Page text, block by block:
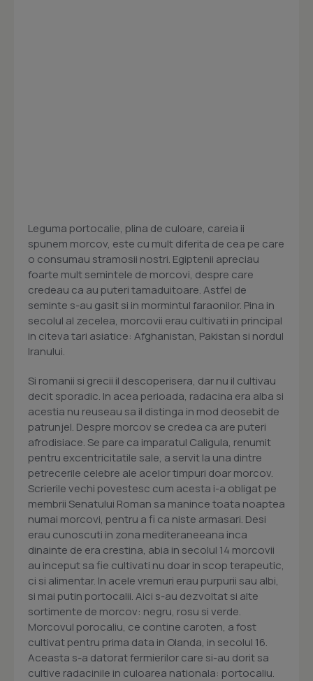
Leguma portocalie, plina de culoare, careia ii
spunem morcov, este cu mult diferita de cea pe care
o consumau stramosii nostri. Egiptenii apreciau
foarte mult semintele de morcovi, despre care
credeau ca au puteri tamaduitoare. Astfel de
seminte s-au gasit si in mormintul faraonilor. Pina in
secolul al zecelea, morcovii erau cultivati in principal
in citeva tari asiatice: Afghanistan, Pakistan si nordul
Iranului.
Si romanii si grecii il descoperisera, dar nu il cultivau
decit sporadic. In acea perioada, radacina era alba si
acestia nu reuseau sa il distinga in mod deosebit de
patrunjel. Despre morcov se credea ca are puteri
afrodisiace. Se pare ca imparatul Caligula, renumit
pentru excentricitatile sale, a servit la una dintre
petrecerile celebre ale acelor timpuri doar morcov.
Scrierile vechi povestesc cum acesta i-a obligat pe
membrii Senatului Roman sa manince toata noaptea
numai morcovi, pentru a fi ca niste armasari. Desi
erau cunoscuti in zona mediteraneeana inca
dinainte de era crestina, abia in secolul 14 morcovii
au inceput sa fie cultivati nu doar in scop terapeutic,
ci si alimentar. In acele vremuri erau purpurii sau albi,
si mai putin portocalii. Aici s-au dezvoltat si alte
sortimente de morcov: negru, rosu si verde.
Morcovul porocaliu, ce contine caroten, a fost
cultivat pentru prima data in Olanda, in secolul 16.
Aceasta s-a datorat fermierilor care si-au dorit sa
cultive radacinile in culoarea nationala: portocaliu.